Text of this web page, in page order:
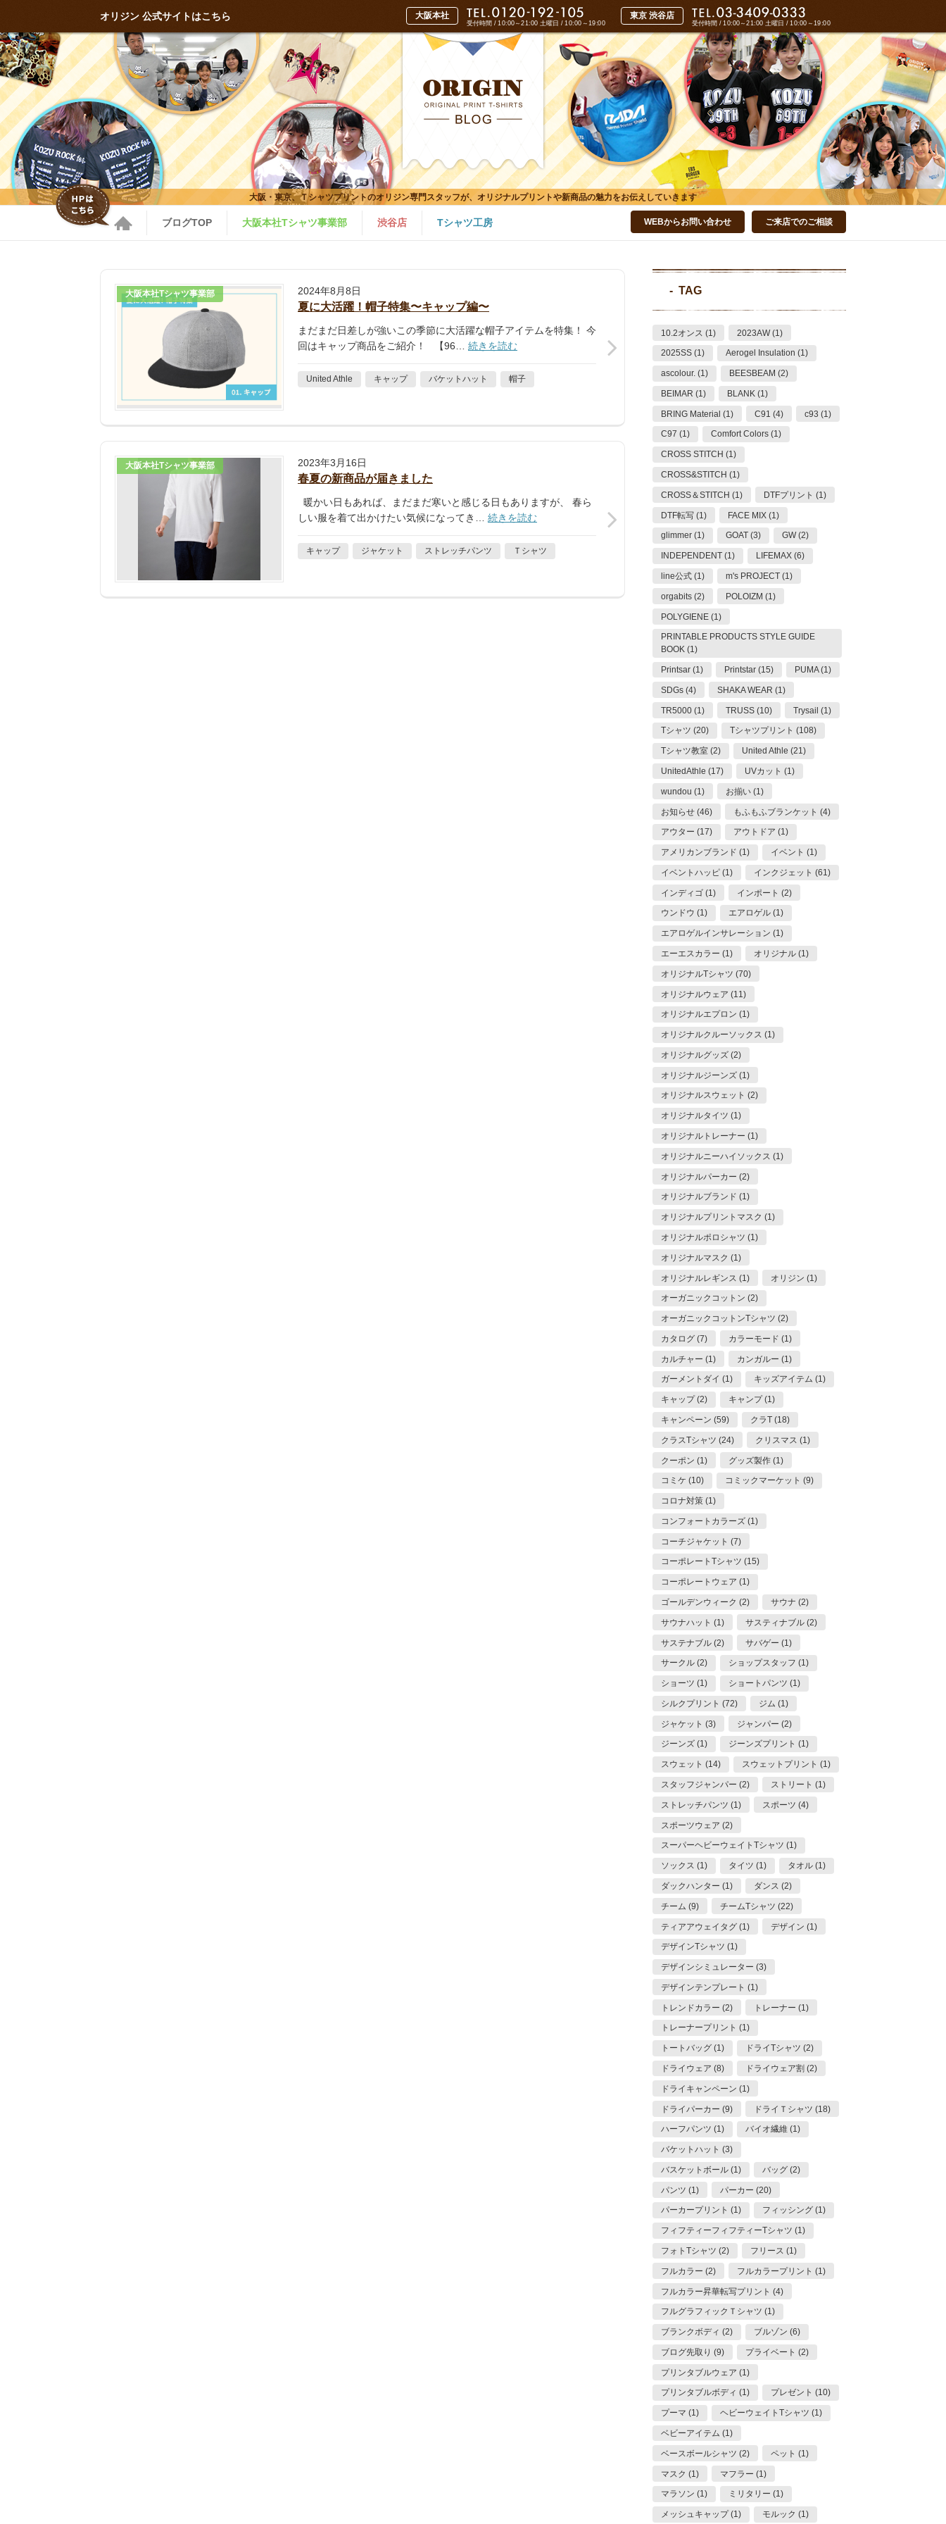
大阪・東京、Ｔシャツプリントのオリジン専門スタッフが、オリジナルプリントや新商品の魅力をお伝えしていきます
オリジン 公式サイトはこちら
受付時間 / 10:00～21:00 土曜日 / 10:00～19:00 受付時間 / 10:00～21:00 土曜日 / 10:00～19:00
ブログTOP 大阪本社Tシャツ事業部 渋谷店 Tシャツ工房 WEBからお問い合わせ ご来店でのご相談
2024年8月8日
夏に大活躍！帽子特集〜キャップ編〜
大阪本社Tシャツ事業部
まだまだ日差しが強いこの季節に大活躍な帽子アイテムを特集！ 今
回はキャップ商品をご紹介！ 【96… 続きを読む
United Athle キャップ バケットハット 帽子
2023年3月16日
春夏の新商品が届きました
大阪本社Tシャツ事業部
暖かい日もあれば、まだまだ寒いと感じる日もありますが、 春ら
しい服を着て出かけたい気候になってき… 続きを読む
キャップ ジャケット ストレッチパンツ Ｔシャツ
TAG
10.2オンス (1) 2023AW (1)
2025SS (1) Aerogel Insulation (1)
ascolour. (1) BEESBEAM (2)
BEIMAR (1) BLANK (1)
BRING Material (1) C91 (4) c93 (1)
C97 (1) Comfort Colors (1)
CROSS STITCH (1)
CROSS&STITCH (1)
CROSS＆STITCH (1) DTFプリント (1)
DTF転写 (1) FACE MIX (1)
glimmer (1) GOAT (3) GW (2)
INDEPENDENT (1) LIFEMAX (6)
line公式 (1) m's PROJECT (1)
orgabits (2) POLOIZM (1)
POLYGIENE (1)
PRINTABLE PRODUCTS STYLE GUIDE
BOOK (1)
Printsar (1) Printstar (15) PUMA (1)
SDGs (4) SHAKA WEAR (1)
TR5000 (1) TRUSS (10) Trysail (1)
Tシャツ (20) Tシャツプリント (108)
Tシャツ教室 (2) United Athle (21)
UnitedAthle (17) UVカット (1)
wundou (1) お揃い (1)
お知らせ (46) もふもふブランケット (4)
アウター (17) アウトドア (1)
アメリカンブランド (1) イベント (1)
イベントハッピ (1) インクジェット (61)
インディゴ (1) インポート (2)
ウンドウ (1) エアロゲル (1)
エアロゲルインサレーション (1)
エーエスカラー (1) オリジナル (1)
オリジナルTシャツ (70)
オリジナルウェア (11)
オリジナルエプロン (1)
オリジナルクルーソックス (1)
オリジナルグッズ (2)
オリジナルジーンズ (1)
オリジナルスウェット (2)
オリジナルタイツ (1)
オリジナルトレーナー (1)
オリジナルニーハイソックス (1)
オリジナルパーカー (2)
オリジナルブランド (1)
オリジナルプリントマスク (1)
オリジナルポロシャツ (1)
オリジナルマスク (1)
オリジナルレギンス (1) オリジン (1)
オーガニックコットン (2)
オーガニックコットンTシャツ (2)
カタログ (7) カラーモード (1)
カルチャー (1) カンガルー (1)
ガーメントダイ (1) キッズアイテム (1)
キャップ (2) キャンプ (1)
キャンペーン (59) クラT (18)
クラスTシャツ (24) クリスマス (1)
クーポン (1) グッズ製作 (1)
コミケ (10) コミックマーケット (9)
コロナ対策 (1)
コンフォートカラーズ (1)
コーチジャケット (7)
コーポレートTシャツ (15)
コーポレートウェア (1)
ゴールデンウィーク (2) サウナ (2)
サウナハット (1) サスティナブル (2)
サステナブル (2) サバゲー (1)
サークル (2) ショップスタッフ (1)
ショーツ (1) ショートパンツ (1)
シルクプリント (72) ジム (1)
ジャケット (3) ジャンパー (2)
ジーンズ (1) ジーンズプリント (1)
スウェット (14) スウェットプリント (1)
スタッフジャンパー (2) ストリート (1)
ストレッチパンツ (1) スポーツ (4)
スポーツウェア (2)
スーパーヘビーウェイトTシャツ (1)
ソックス (1) タイツ (1) タオル (1)
ダックハンター (1) ダンス (2)
チーム (9) チームTシャツ (22)
ティアアウェイタグ (1) デザイン (1)
デザインTシャツ (1)
デザインシミュレーター (3)
デザインテンプレート (1)
トレンドカラー (2) トレーナー (1)
トレーナープリント (1)
トートバッグ (1) ドライTシャツ (2)
ドライウェア (8) ドライウェア割 (2)
ドライキャンペーン (1)
ドライパーカー (9) ドライＴシャツ (18)
ハーフパンツ (1) バイオ繊維 (1)
バケットハット (3)
バスケットボール (1) バッグ (2)
パンツ (1) パーカー (20)
パーカープリント (1) フィッシング (1)
フィフティーフィフティーTシャツ (1)
フォトTシャツ (2) フリース (1)
フルカラー (2) フルカラープリント (1)
フルカラー昇華転写プリント (4)
フルグラフィックＴシャツ (1)
ブランクボディ (2) ブルゾン (6)
ブログ先取り (9) プライベート (2)
プリンタブルウェア (1)
プリンタブルボディ (1) プレゼント (10)
プーマ (1) ヘビーウェイトTシャツ (1)
ベビーアイテム (1)
ベースボールシャツ (2) ペット (1)
マスク (1) マフラー (1)
マラソン (1) ミリタリー (1)
メッシュキャップ (1) モルック (1)